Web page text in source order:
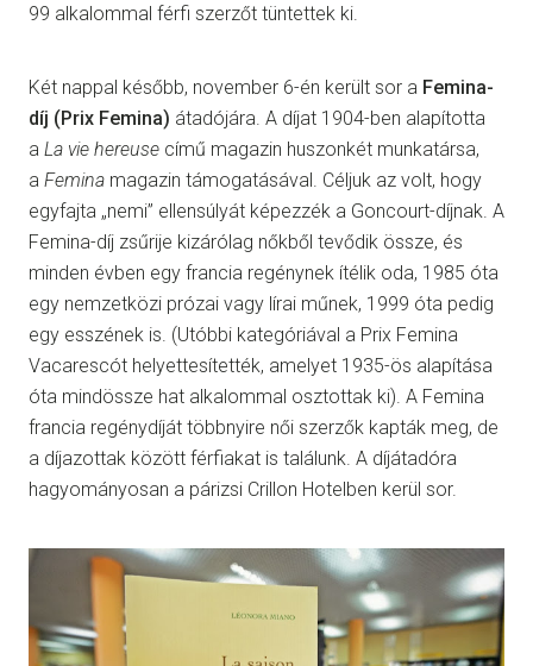
99 alkalommal férfi szerzőt tüntettek ki.
Két nappal később, november 6-én került sor a Femina-
díj (Prix Femina) átadójára. A díjat 1904-ben alapította
a La vie hereuse című magazin huszonkét munkatársa,
a Femina magazin támogatásával. Céljuk az volt, hogy
egyfajta „nemi” ellensúlyát képezzék a Goncourt-díjnak. A
Femina-díj zsűrije kizárólag nőkből tevődik össze, és
minden évben egy francia regénynek ítélik oda, 1985 óta
egy nemzetközi prózai vagy lírai műnek, 1999 óta pedig
egy esszének is. (Utóbbi kategóriával a Prix Femina
Vacarescót helyettesítették, amelyet 1935-ös alapítása
óta mindössze hat alkalommal osztottak ki). A Femina
francia regénydíját többnyire női szerzők kapták meg, de
a díjazottak között férfiakat is találunk. A díjátadóra
hagyományosan a párizsi Crillon Hotelben kerül sor.